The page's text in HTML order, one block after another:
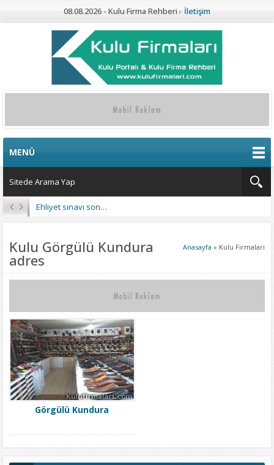
08.08.2026 - Kulu Firma Rehberi İletişim
MENÜ
Kulu’da 4 Mahalleye Yangın Söndürme Tankeri
Anasayfa » Kulu Firmalari
Kulu Görgülü Kundura
adres
Görgülü Kundura